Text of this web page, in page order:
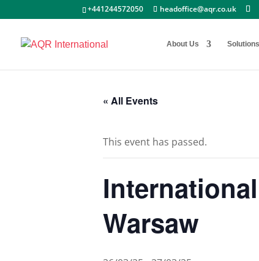
+441244572050 headoffice@aqr.co.uk
About Us Solutions
« All Events
This event has passed.
Warsaw